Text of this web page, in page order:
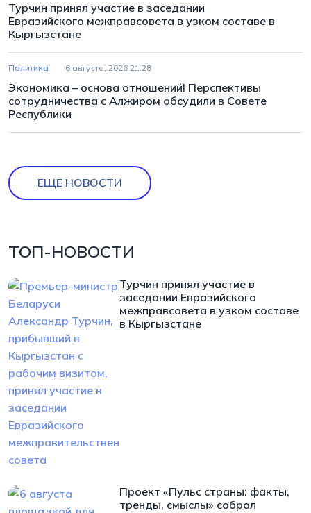
Турчин принял участие в заседании
Евразийского межправсовета в узком составе в
Кыргызстане
Политика 6 августа, 2026 21:28
Экономика – основа отношений! Перспективы
сотрудничества с Алжиром обсудили в Совете
Республики
ЕЩЕ НОВОСТИ
ТОП-НОВОСТИ
Турчин принял участие в
заседании Евразийского
межправсовета в узком составе
в Кыргызстане
Проект «Пульс страны: факты,
тренды, смыслы» собрал